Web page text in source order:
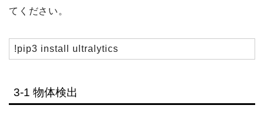
てください。
!pip3 install ultralytics
3-1 物体検出